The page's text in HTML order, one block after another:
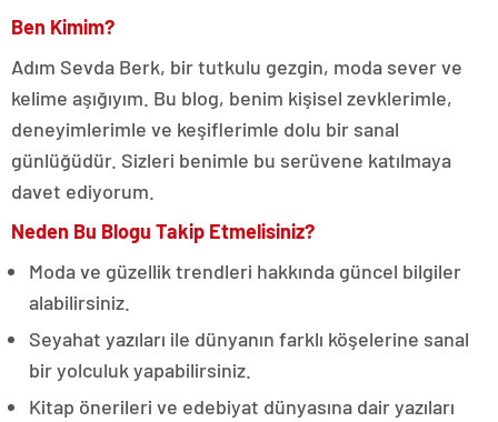
Ben Kimim?
Adım Sevda Berk, bir tutkulu gezgin, moda sever ve
kelime aşığıyım. Bu blog, benim kişisel zevklerimle,
deneyimlerimle ve keşiflerimle dolu bir sanal
günlüğüdür. Sizleri benimle bu serüvene katılmaya
davet ediyorum.
Neden Bu Blogu Takip Etmelisiniz?
Moda ve güzellik trendleri hakkında güncel bilgiler
alabilirsiniz.
Seyahat yazıları ile dünyanın farklı köşelerine sanal
bir yolculuk yapabilirsiniz.
Kitap önerileri ve edebiyat dünyasına dair yazıları